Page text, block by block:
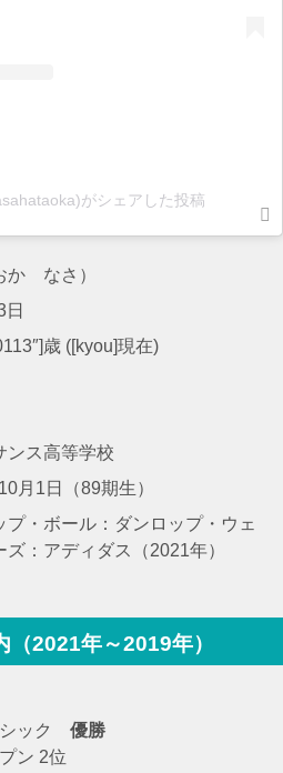
がシェアした投稿
か なさ）
歳 ([kyou]現在)
ンス高等学校
10月1日（89期生）
・ ボール：ダンロップ・ ウェ
ズ：アディダス（2021年）
2021年～2019年）
ック
優勝
ン 2位